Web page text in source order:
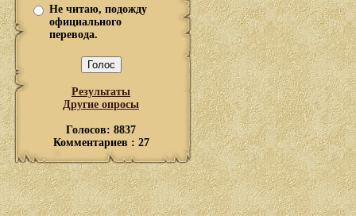
Не читаю, подожду
официального
перевода.
Результаты
Другие опросы
Голосов: 8837
Комментариев : 27